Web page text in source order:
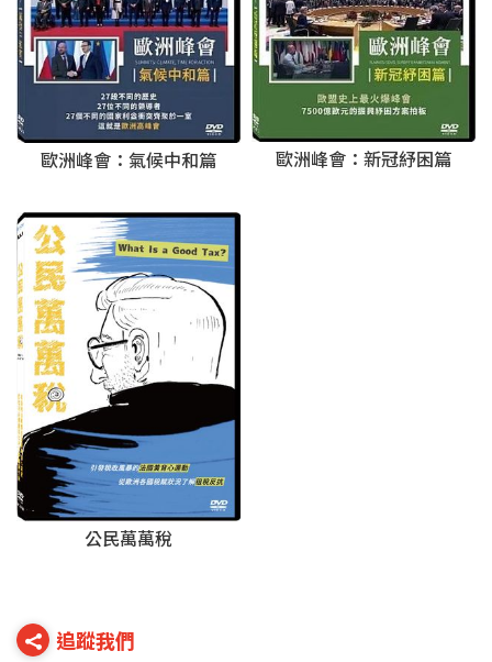
歐洲峰會：氣候中和篇 歐洲峰會：新冠紓困篇
公民萬萬稅
追蹤我們